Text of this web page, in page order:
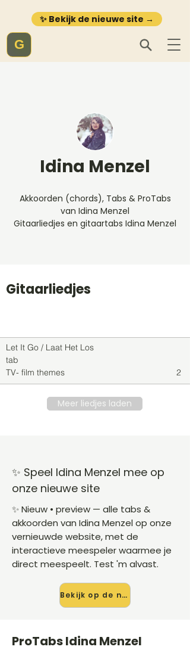
✨ Bekijk de nieuwe site →
G
Idina Menzel
Akkoorden (chords), Tabs & ProTabs
van Idina Menzel
Gitaarliedjes en gitaartabs Idina Menzel
Gitaarliedjes
Let It Go / Laat Het Los
tab
TV- film themes
2
Meer liedjes laden
✨ Speel Idina Menzel mee op
onze nieuwe site
✨ Nieuw • preview — alle tabs &
akkoorden van Idina Menzel op onze
vernieuwde website, met de
interactieve meespeler waarmee je
direct meespeelt. Test 'm alvast.
Bekijk op de nieuwe site →
ProTabs Idina Menzel